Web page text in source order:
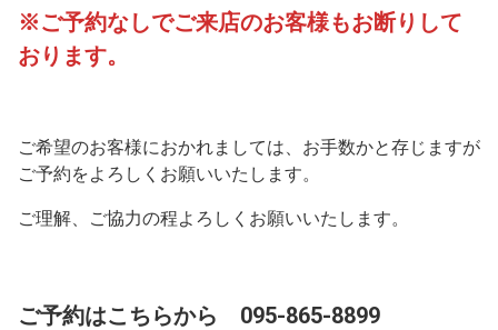
※ご予約なしでご来店のお客様もお断りして
おります。
ご希望のお客様におかれましては、お手数かと存じますが
ご予約をよろしくお願いいたします。
ご理解、ご協力の程よろしくお願いいたします。
ご予約はこちらから 095-865-8899